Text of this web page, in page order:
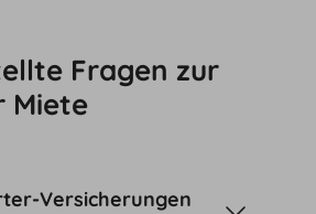
Fragen zur
Miete
Versicherungen